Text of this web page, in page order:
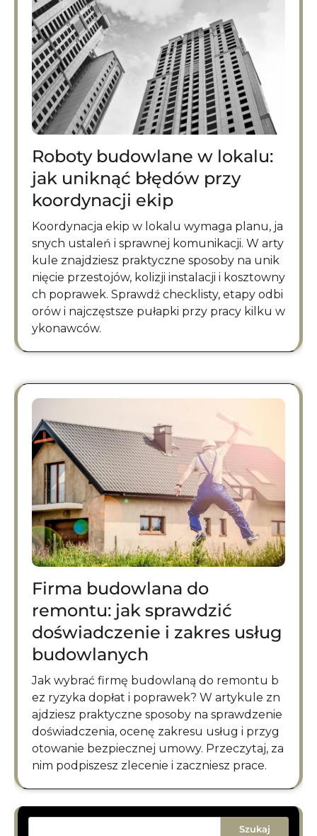
Roboty budowlane w lokalu:
jak uniknąć błędów przy
koordynacji ekip
Koordynacja ekip w lokalu wymaga planu, ja
snych ustaleń i sprawnej komunikacji. W arty
kule znajdziesz praktyczne sposoby na unik
nięcie przestojów, kolizji instalacji i kosztowny
ch poprawek. Sprawdź checklisty, etapy odbi
orów i najczęstsze pułapki przy pracy kilku w
ykonawców.
Firma budowlana do
remontu: jak sprawdzić
doświadczenie i zakres usług
budowlanych
Jak wybrać firmę budowlaną do remontu b
ez ryzyka dopłat i poprawek? W artykule zn
ajdziesz praktyczne sposoby na sprawdzenie
doświadczenia, ocenę zakresu usług i przyg
otowanie bezpiecznej umowy. Przeczytaj, za
nim podpiszesz zlecenie i zaczniesz prace.
Szukaj